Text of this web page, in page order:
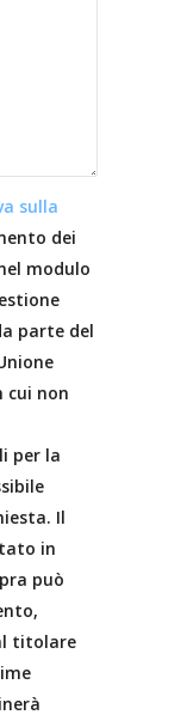
sulla
dei
modulo
parte del
cui non
per la
Il
in
può
titolare